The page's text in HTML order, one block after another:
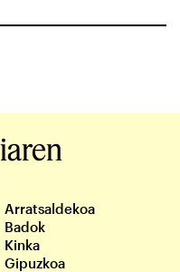
Arratsaldekoa
Badok
Kinka
Gipuzkoa